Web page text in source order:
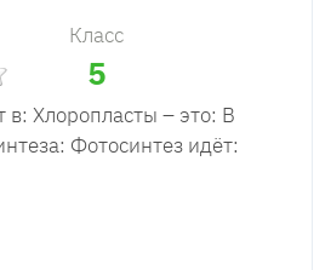
Класс
5
в: Хлоропласты – это: В
Фотосинтез идёт: